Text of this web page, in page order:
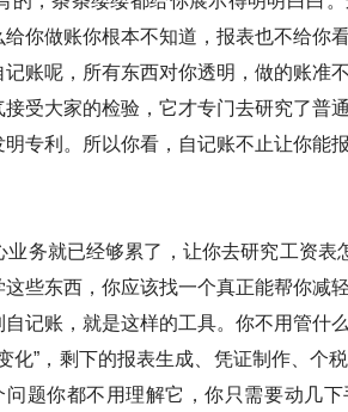
你做账你根本不知道，报表也不给你
账呢，所有东西对你透明，做的账准
受大家的检验，它才专门去研究了普
专利。所以你看，自记账不止让你能
务就已经够累了，让你去研究工资表
些东西，你应该找一个真正能帮你减
记账，就是这样的工具。你不用管什
化”，剩下的报表生成、凭证制作、个
题你都不用理解它，你只需要动几